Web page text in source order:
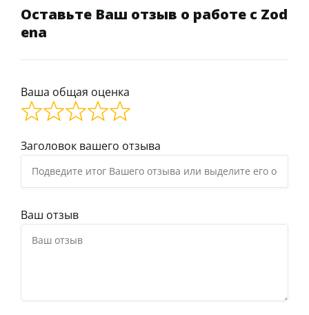
Оставьте Ваш отзыв о работе с Zod
ena
Ваша общая оценка
Заголовок вашего отзыва
Ваш отзыв